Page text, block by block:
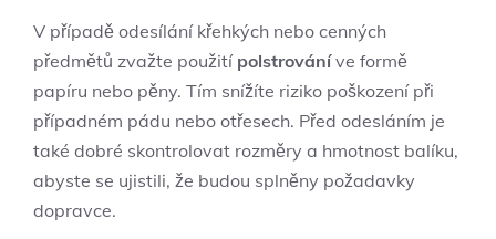
V případě odesílání křehkých nebo cenných
předmětů zvažte použití polstrováníve formě
papíru nebo pěny. Tím snížíte riziko poškození při
případném pádu nebo otřesech. Před odesláním je
také dobré skontrolovat rozměry a hmotnost balíku,
abyste se ujistili, že budou splněny požadavky
dopravce.